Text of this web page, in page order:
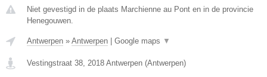
Niet gevestigd in de plaats Marchienne au Pont en in de provincie
Henegouwen.
Antwerpen » Antwerpen Google maps ▼
Vestingstraat 38, 2018 Antwerpen (Antwerpen)